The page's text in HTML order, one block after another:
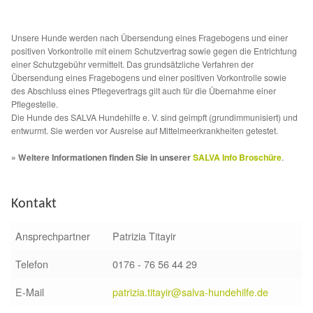
Mittelmeerkrankheiten
Leishmaniose
Qualzucht bei Hunden
Zwingerhusten
Ablauf Adoption
Unsere Hunde werden nach Übersendung eines Fragebogens und einer
positiven Vorkontrolle mit einem Schutzvertrag sowie gegen die Entrichtung
einer Schutzgebühr vermittelt. Das grundsätzliche Verfahren der
Übersendung eines Fragebogens und einer positiven Vorkontrolle sowie
des Abschluss eines Pflegevertrags gilt auch für die Übernahme einer
Pflegestelle.
Die Hunde des SALVA Hundehilfe e. V. sind geimpft (grundimmunisiert) und
entwurmt. Sie werden vor Ausreise auf Mittelmeerkrankheiten getestet.
» Weitere Informationen finden Sie in unsererSALVA Info Broschüre.
Kontakt
Ansprechpartner
Patrizia Titayir
Telefon
0176 - 76 56 44 29
E-Mail
patrizia.titayir@salva-hundehilfe.de